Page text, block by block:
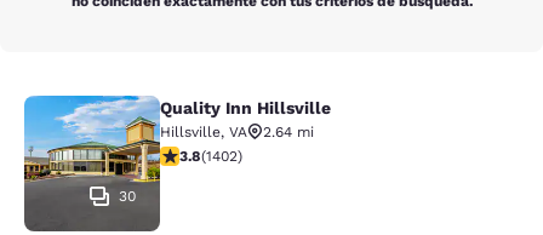
Quality Inn Hillsville
30
Quality Inn Hillsville
Hillsville, VA
2.64 mi
calificación de 3.8 estrellas. Bueno. 1402 reseñas
3.8(1402)